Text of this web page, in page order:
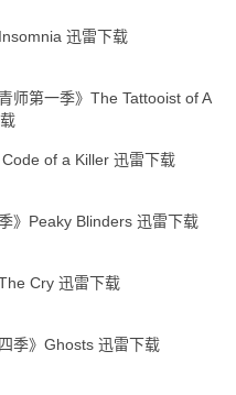
迅雷下载
师第一季》The Tattooist of A
of a Killer 迅雷下载
》Peaky Blinders 迅雷下载
Cry 迅雷下载
季》Ghosts 迅雷下载